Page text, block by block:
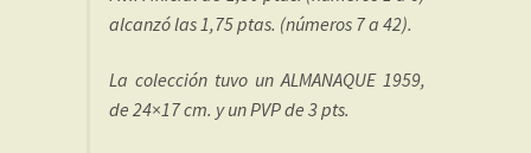
alcanzó las 1,75 ptas. (números 7 a 42).
La colección tuvo un ALMANAQUE 1959,
de 24×17 cm. y un PVP de 3 pts.